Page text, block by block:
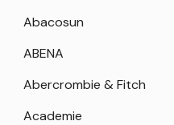
Abacosun
ABENA
Abercrombie & Fitch
Academie